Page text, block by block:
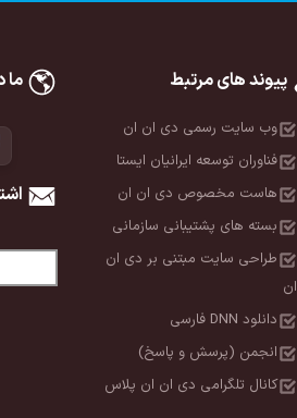
پیوند های مرتبط
وب سایت رسمی دی ان ان
فناوران توسعه ایرانیان ایستا
هاست مخصوص دی ان ان
بسته های پشتیبانی سازمانی
طراحی سایت مبتنی بر دی ان
ان
دانلود DNN فارسی
انجمن (پرسش و پاسخ)
کانال تلگرامی دی ان ان پلاس
ما